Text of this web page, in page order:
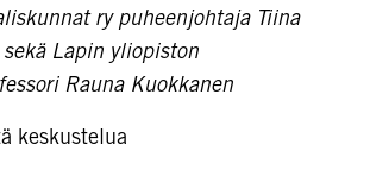
ry puheenjohtaja Tiina
Lapin yliopiston
Rauna Kuokkanen
keskustelua